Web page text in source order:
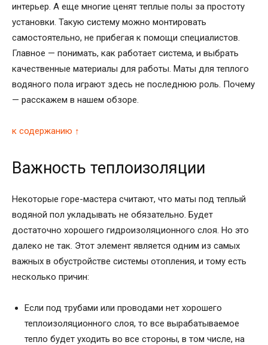
интерьер. А еще многие ценят теплые полы за простоту
установки. Такую систему можно монтировать
самостоятельно, не прибегая к помощи специалистов.
Главное — понимать, как работает система, и выбрать
качественные материалы для работы. Маты для теплого
водяного пола играют здесь не последнюю роль. Почему
— расскажем в нашем обзоре.
к содержанию ↑
Важность теплоизоляции
Некоторые горе-мастера считают, что маты под теплый
водяной пол укладывать не обязательно. Будет
достаточно хорошего гидроизоляционного слоя. Но это
далеко не так. Этот элемент является одним из самых
важных в обустройстве системы отопления, и тому есть
несколько причин:
Если под трубами или проводами нет хорошего
теплоизоляционного слоя, то все вырабатываемое
тепло будет уходить во все стороны, в том числе, на